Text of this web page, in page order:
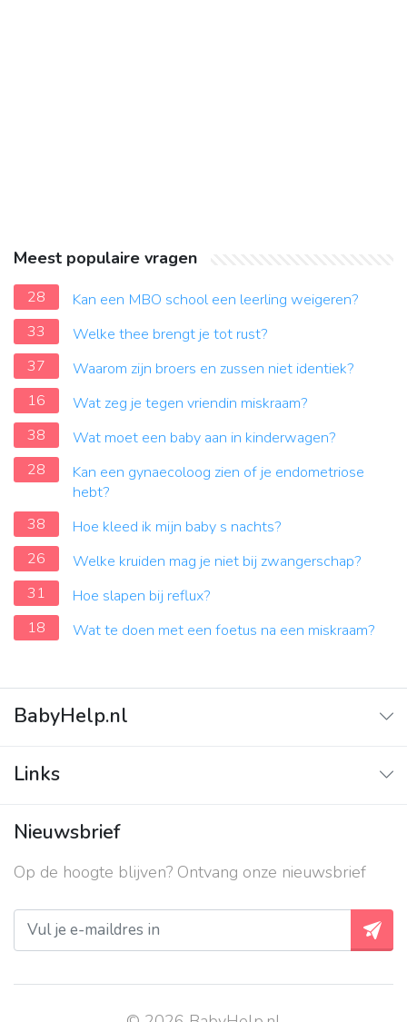
Meest populaire vragen
28
Kan een MBO school een leerling weigeren?
33
Welke thee brengt je tot rust?
37
Waarom zijn broers en zussen niet identiek?
16
Wat zeg je tegen vriendin miskraam?
38
Wat moet een baby aan in kinderwagen?
28
Kan een gynaecoloog zien of je endometriose
hebt?
38
Hoe kleed ik mijn baby s nachts?
26
Welke kruiden mag je niet bij zwangerschap?
31
Hoe slapen bij reflux?
18
Wat te doen met een foetus na een miskraam?
BabyHelp.nl
Vraag & Antwoord
Links
Contact
Over ons
Privacy beleid
Nieuwsbrief
Op de hoogte blijven? Ontvang onze nieuwsbrief